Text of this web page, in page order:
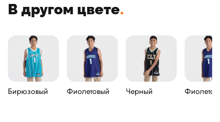
В другом цвете.
Бирюзовый Фиолетовый Черный